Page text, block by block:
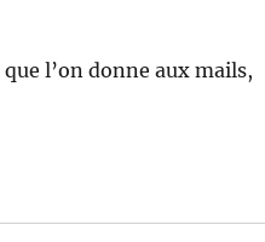
l’on donne aux mails,